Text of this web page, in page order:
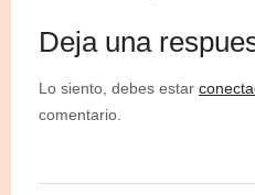
Deja una
Lo siento, debes estar
comentario.